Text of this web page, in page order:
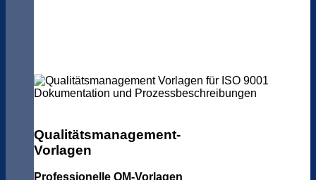
Qualitätsmanagement-
Vorlagen
Professionelle QM-Vorlagen